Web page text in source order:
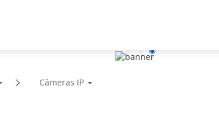
Câmeras IP